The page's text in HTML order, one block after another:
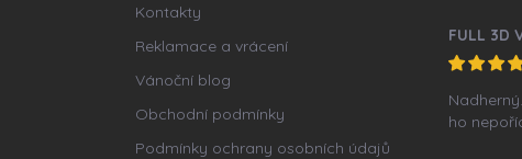
Kontakty
Reklamace a vrácení
Vánoční blog
Obchodní podmínky
Podmínky ochrany osobních údajů
ho